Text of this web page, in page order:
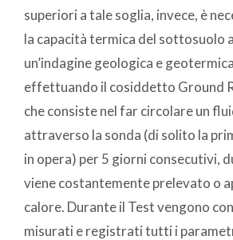
superiori a tale soglia, invece, è
la capacità termica del sottosuolo
un’indagine geologica e
effettuando il cosiddetto Ground
che consiste nel far circolare un
attraverso la sonda (di solito la
in opera) per 5 giorni consecutivi,
viene costantemente prelevato o
calore. Durante il Test vengono
misurati e registrati tutti i